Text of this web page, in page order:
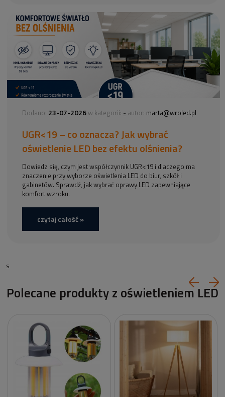
Dodano: 23-07-2026 w kategorii: - autor: marta@wroled.pl
UGR<19 – co oznacza? Jak wybrać
oświetlenie LED bez efektu olśnienia?
Dowiedz się, czym jest współczynnik UGR<19 i dlaczego ma
znaczenie przy wyborze oświetlenia LED do biur, szkół i
gabinetów. Sprawdź, jak wybrać oprawy LED zapewniające
komfort wzroku.
czytaj całość »
s
Polecane produkty z oświetleniem LED